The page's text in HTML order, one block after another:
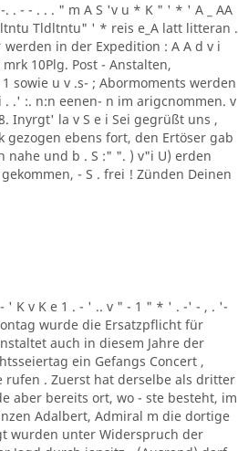
. - - . . . " m A S 'v u * K " ' * ' A _ AA
Tldltntu" ' * reis e_A latt litteran .
in der Expedition : A A d v i
10Plg. Post - Anstalten,
sowie u v .s- ; Abormoments werden
.' :. n:n eenen- n im arigcnommen. v
Inyrgt' la v S e i Sei gegrüßt uns ,
gezogen ebens fort, den Ertöser gab
nahe und b . S :" ". ) v"i U) erden
- S . frei ! Zünden Deinen
' K v K e 1 . - ' .. v " - 1 " * ' . -' - , . '-
wurde die Ersatzpflicht für
auch in diesem Jahre der
ein Gefangs Concert ,
. Zuerst hat derselbe als dritter
aber bereits ort, wo - ste besteht, im
Adalbert, Admiral m die dortige
wurden unter Widerspruch der